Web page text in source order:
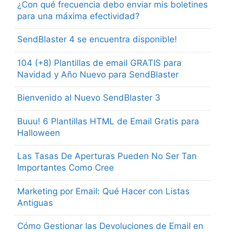
¿Con qué frecuencia debo enviar mis boletines
para una máxima efectividad?
SendBlaster 4 se encuentra disponible!
104 (+8) Plantillas de email GRATIS para
Navidad y Año Nuevo para SendBlaster
Bienvenido al Nuevo SendBlaster 3
Buuu! 6 Plantillas HTML de Email Gratis para
Halloween
Las Tasas De Aperturas Pueden No Ser Tan
Importantes Como Cree
Marketing por Email: Qué Hacer con Listas
Antiguas
Cómo Gestionar las Devoluciones de Email en